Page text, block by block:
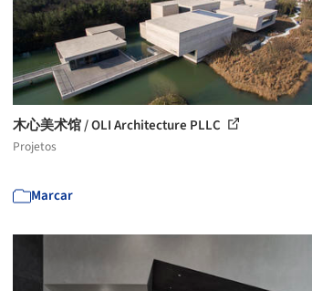
木心美术馆 / OLI Architecture PLLC
Projetos
Marcar